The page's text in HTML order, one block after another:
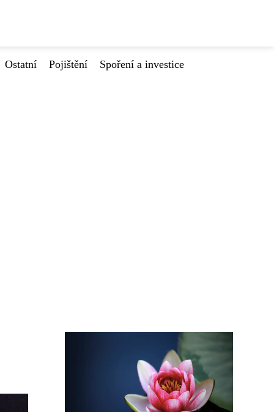
Ostatní Pojištění
Spoření a investice